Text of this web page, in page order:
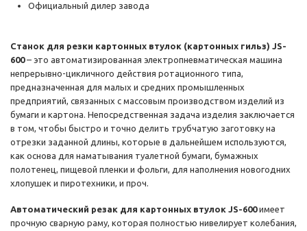
Официальный дилер завода
Станок для резки картонных втулок (картонных гильз) JS-
600– это автоматизированная электропневматическая машина
непрерывно-цикличного действия ротационного типа,
предназначенная для малых и средних промышленных
предприятий, связанных с массовым производством изделий из
бумаги и картона. Непосредственная задача изделия заключается
в том, чтобы быстро и точно делить трубчатую заготовку на
отрезки заданной длины, которые в дальнейшем используются,
как основа для наматывания туалетной бумаги, бумажных
полотенец, пищевой пленки и фольги, для наполнения новогодних
хлопушек и пиротехники, и проч.
Автоматический резак для картонных втулок JS-600имеет
прочную сварную раму, которая полностью нивелирует колебания,